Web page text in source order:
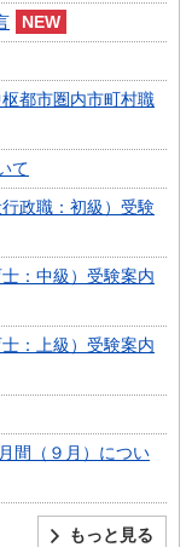
都市圏内市町村職
て
政職：初級）受験
：中級）受験案内
：上級）受験案内
間（９月）につい
もっと見る